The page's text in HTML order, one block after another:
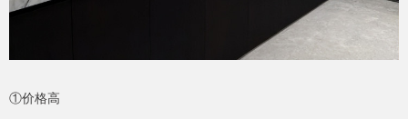
①价格高